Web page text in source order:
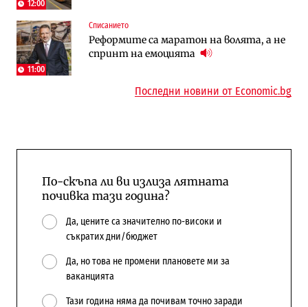
12:00
11:00
Списанието
Реформите са маратон на волята, а не
спринт на емоцията
Енергетика
АЕЦ „Козлодуй“ ще работи само още
няколко седмици, ако сушата продължи
Регулации
Лекарствата за редки болести
попадат в капан на обществените
Последни новини от Economic.bg
По-скъпа ли ви излиза лятната
почивка тази година?
Да, цените са значително по-високи и
съкратих дни/бюджет
Да, но това не промени плановете ми за
ваканцията
Тази година няма да почивам точно заради